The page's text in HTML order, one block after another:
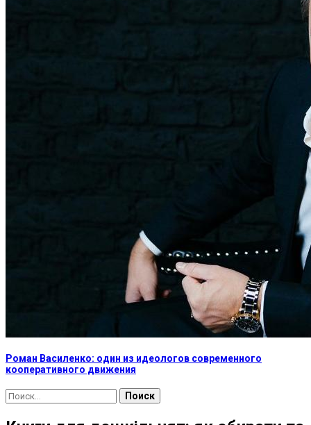
Роман Василенко: один из идеологов современного
кооперативного движения
Найти: